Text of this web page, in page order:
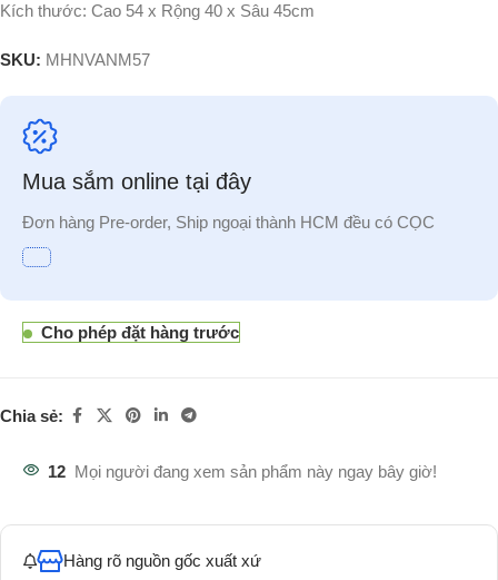
Kích thước: Cao 54 x Rộng 40 x Sâu 45cm
SKU: MHNVANM57
Mua sắm online tại đây
Đơn hàng Pre-order, Ship ngoại thành HCM đều có CỌC
Cho phép đặt hàng trước
Chia sẻ:
12 Mọi người đang xem sản phẩm này ngay bây giờ!
Hàng rõ nguồn gốc xuất xứ